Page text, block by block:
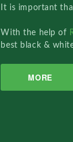
It is important
With the help of
best black &
MORE